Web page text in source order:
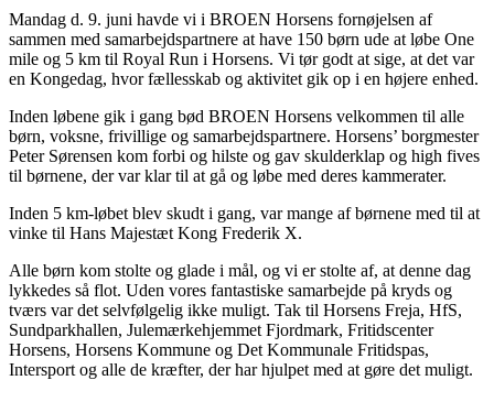
Mandag d. 9. juni havde vi i BROEN Horsens fornøjelsen af
sammen med samarbejdspartnere at have 150 børn ude at løbe One
mile og 5 km til Royal Run i Horsens. Vi tør godt at sige, at det var
en Kongedag, hvor fællesskab og aktivitet gik op i en højere enhed.
Inden løbene gik i gang bød BROEN Horsens velkommen til alle
børn, voksne, frivillige og samarbejdspartnere. Horsens’ borgmester
Peter Sørensen kom forbi og hilste og gav skulderklap og high fives
til børnene, der var klar til at gå og løbe med deres kammerater.
Inden 5 km-løbet blev skudt i gang, var mange af børnene med til at
vinke til Hans Majestæt Kong Frederik X.
Alle børn kom stolte og glade i mål, og vi er stolte af, at denne dag
lykkedes så flot. Uden vores fantastiske samarbejde på kryds og
tværs var det selvfølgelig ikke muligt. Tak til Horsens Freja, HfS,
Sundparkhallen, Julemærkehjemmet Fjordmark, Fritidscenter
Horsens, Horsens Kommune og Det Kommunale Fritidspas,
Intersport og alle de kræfter, der har hjulpet med at gøre det muligt.